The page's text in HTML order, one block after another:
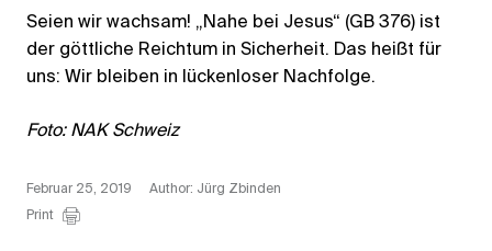
Seien wir wachsam! „Nahe bei Jesus“ (GB 376) ist
der göttliche Reichtum in Sicherheit. Das heißt für
uns: Wir bleiben in lückenloser Nachfolge.
Foto: NAK Schweiz
Februar 25, 2019
Author: Jürg Zbinden
Print